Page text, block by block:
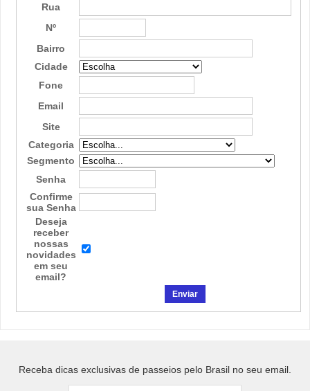
Rua
Nº
Bairro
Cidade
Fone
Email
Site
Categoria
Segmento
Senha
Confirme
sua Senha
Deseja
receber
nossas
novidades
em seu
email?
Receba dicas exclusivas de passeios pelo Brasil no seu email.